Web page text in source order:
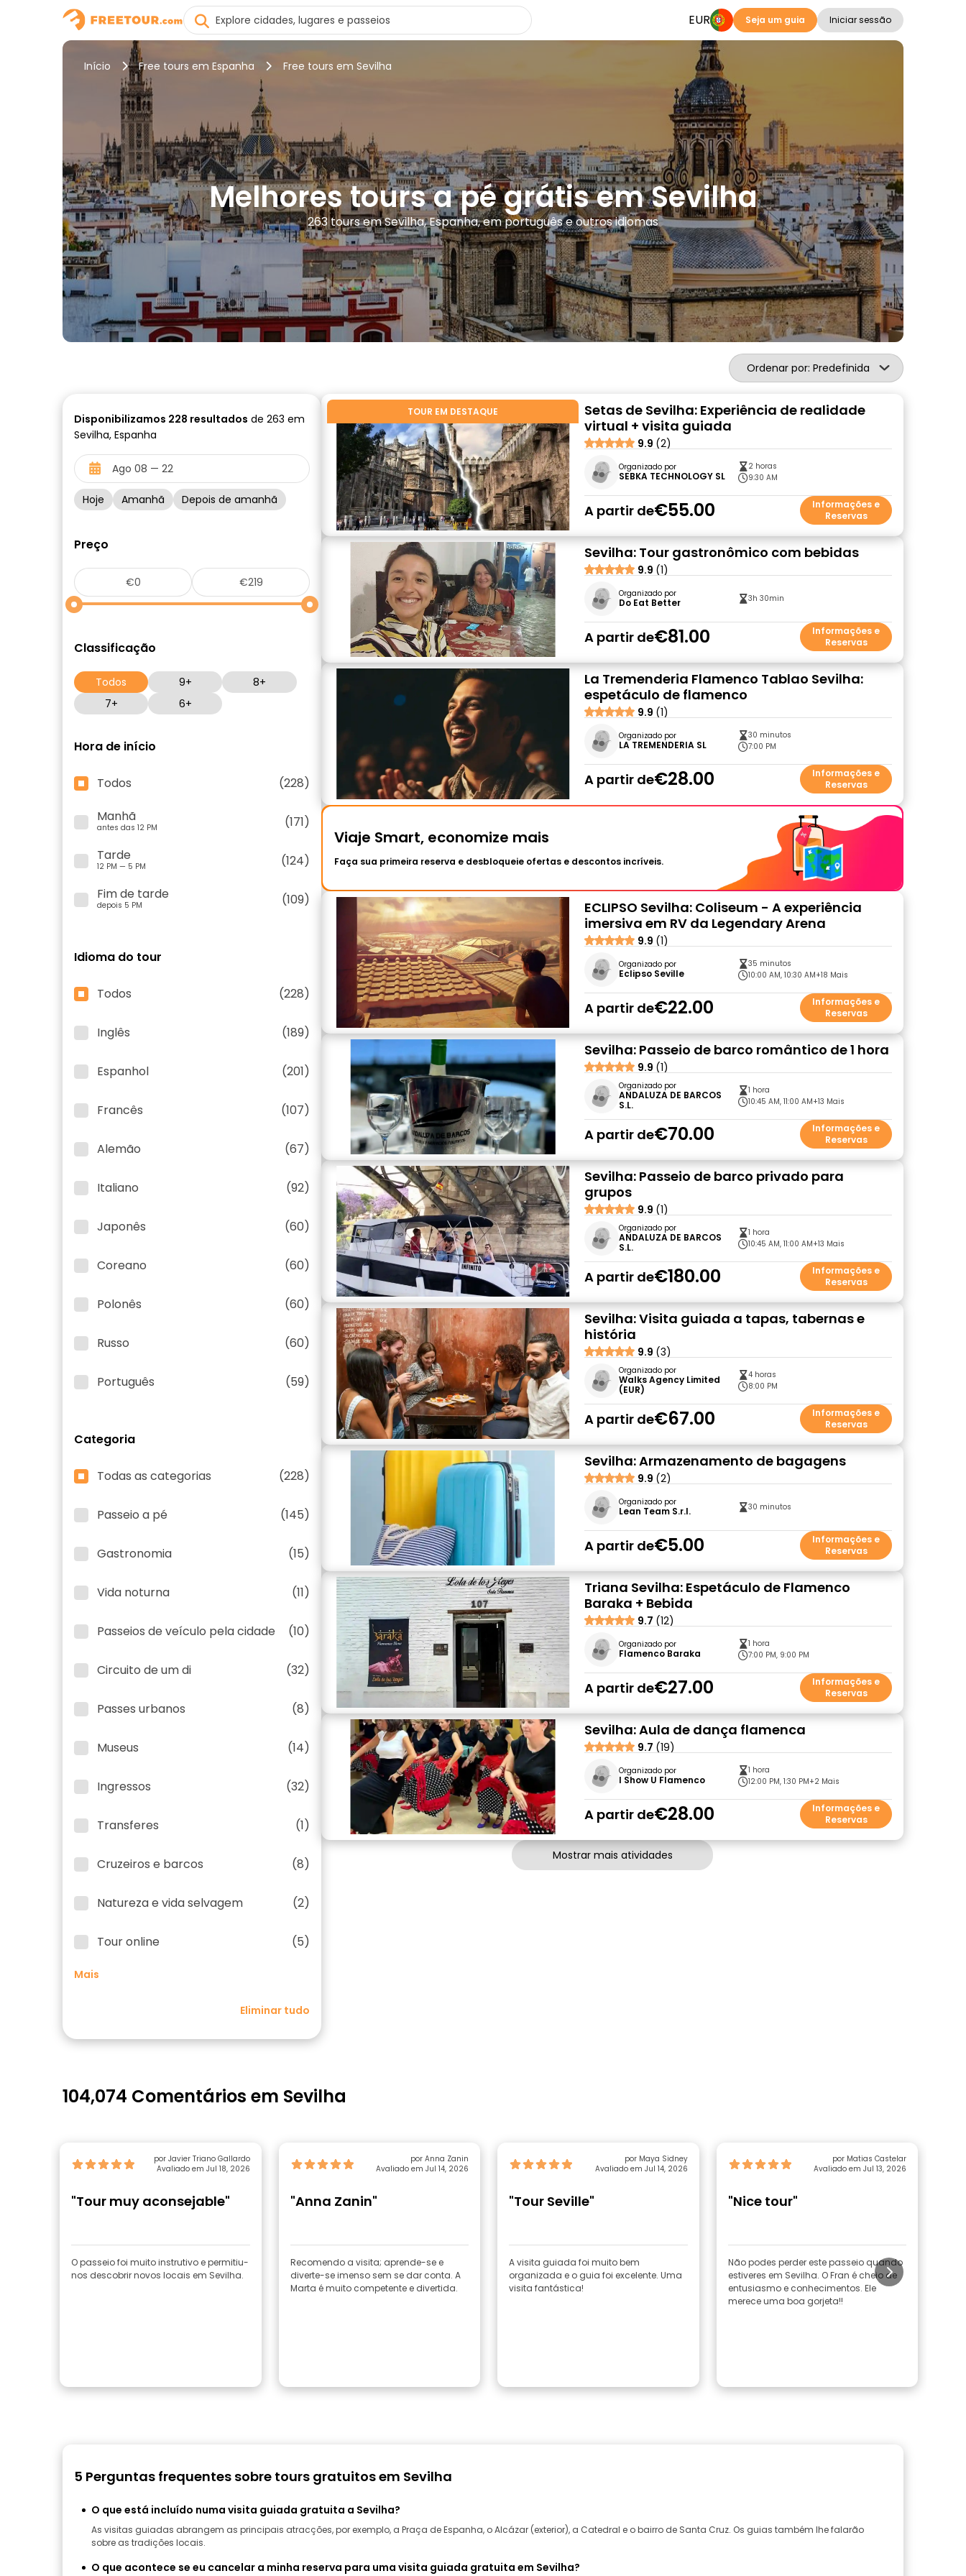
EUR Seja um guia Iniciar sessão
Início Free tours em Espanha Free tours em Sevilha
Melhores tours a pé grátis em Sevilha
263 tours em Sevilha, Espanha, em português e outros idiomas
Ordenar por: Predefinida
Disponibilizamos 228 resultados de 263 em
Sevilha, Espanha
Hoje Amanhã Depois de amanhã
Preço
Classificação
Todos 9+
8+
7+
6+
Hora de início
Todos
(228)
Manhã
antes das 12 PM
(171)
Tarde
12 PM — 5 PM
(124)
Fim de tarde
depois 5 PM (109)
Idioma do tour
Todos (228)
Inglês (189)
Espanhol (201)
Francês (107)
Alemão (67)
Italiano (92)
Japonês (60)
Coreano (60)
Polonês (60)
Russo (60)
Português (59)
Categoria
Todas as categorias (228)
Passeio a pé (145)
Gastronomia (15)
Vida noturna (11)
Passeios de veículo pela cidade (10)
Circuito de um di (32)
Passes urbanos (8)
Museus (14)
Ingressos (32)
Transferes (1)
Cruzeiros e barcos (8)
Natureza e vida selvagem (2)
Tour online (5)
Mais
Eliminar tudo
TOUR EM DESTAQUE
Setas de Sevilha: Experiência de realidade
virtual + visita guiada
9.9 (2)
Organizado por
SEBKA TECHNOLOGY SL
2 horas
9:30 AM
A partir de€55.00
Informações e
Reservas
Sevilha: Tour gastronômico com bebidas
9.9 (1)
Organizado por
Do Eat Better 3h 30min
A partir de€81.00
Informações e
Reservas
La Tremenderia Flamenco Tablao Sevilha:
espetáculo de flamenco
9.9 (1)
Organizado por
LA TREMENDERIA SL
30 minutos
7:00 PM
A partir de€28.00
Informações e
Reservas
Viaje Smart, economize mais
Faça sua primeira reserva e desbloqueie ofertas e descontos incríveis.
ECLIPSO Sevilha: Coliseum - A experiência
imersiva em RV da Legendary Arena
9.9 (1)
Organizado por
Eclipso Seville
35 minutos
10:00 AM, 10:30 AM+18 Mais
A partir de€22.00
Informações e
Reservas
Sevilha: Passeio de barco romântico de 1 hora
9.9 (1)
Organizado por
ANDALUZA DE BARCOS
S.L.
1 hora
10:45 AM, 11:00 AM+13 Mais
A partir de€70.00
Informações e
Reservas
Sevilha: Passeio de barco privado para
grupos
9.9 (1)
Organizado por
ANDALUZA DE BARCOS
S.L.
1 hora
10:45 AM, 11:00 AM+13 Mais
A partir de€180.00
Informações e
Reservas
Sevilha: Visita guiada a tapas, tabernas e
história
9.9 (3)
Organizado por
Walks Agency Limited
(EUR)
4 horas
8:00 PM
A partir de€67.00
Informações e
Reservas
Sevilha: Armazenamento de bagagens
9.9 (2)
Organizado por
Lean Team S.r.l. 30 minutos
A partir de€5.00
Informações e
Reservas
Triana Sevilha: Espetáculo de Flamenco
Baraka + Bebida
9.7 (12)
Organizado por
Flamenco Baraka
1 hora
7:00 PM, 9:00 PM
A partir de€27.00
Informações e
Reservas
Sevilha: Aula de dança flamenca
9.7 (19)
Organizado por
I Show U Flamenco
1 hora
12:00 PM, 1:30 PM+2 Mais
A partir de€28.00
Informações e
Reservas
Mostrar mais atividades
104,074 Comentários em Sevilha
por Javier Triano Gallardo
Avaliado em Jul 18, 2026
"Tour muy aconsejable"
O passeio foi muito instrutivo e permitiu-
nos descobrir novos locais em Sevilha.
por Anna Zanin
Avaliado em Jul 14, 2026
"Anna Zanin"
Recomendo a visita; aprende-se e
diverte-se imenso sem se dar conta. A
Marta é muito competente e divertida.
por Maya Sidney
Avaliado em Jul 14, 2026
"Tour Seville"
A visita guiada foi muito bem
organizada e o guia foi excelente. Uma
visita fantástica!
por Matias Castelar
Avaliado em Jul 13, 2026
"Nice tour"
Não podes perder este passeio quando
estiveres em Sevilha. O Fran é cheio de
entusiasmo e conhecimentos. Ele
merece uma boa gorjeta!!
5 Perguntas frequentes sobre tours gratuitos em Sevilha
O que está incluído numa visita guiada gratuita a Sevilha?
As visitas guiadas abrangem as principais atracções, por exemplo, a Praça de Espanha, o Alcázar (exterior), a Catedral e o bairro de Santa Cruz. Os guias também lhe falarão
sobre as tradições locais.
O que acontece se eu cancelar a minha reserva para uma visita guiada gratuita em Sevilha?